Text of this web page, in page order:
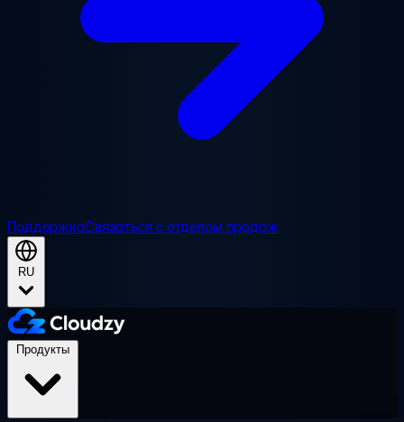
ПоддержкаСвязаться с отделом продаж
RU